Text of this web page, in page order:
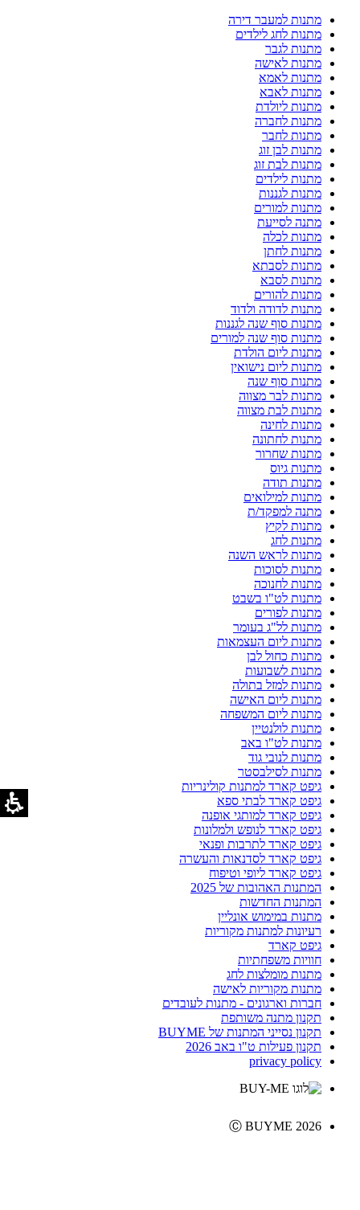
מתנות למעבר דירה
מתנות לחג לילדים
מתנות לגבר
מתנות לאישה
מתנות לאמא
מתנות לאבא
מתנות ליולדת
מתנות לחברה
מתנות לחבר
מתנות לבן זוג
מתנות לבת זוג
מתנות לילדים
מתנות לגננות
מתנות למורים
מתנה לסייעת
מתנות לכלה
מתנות לחתן
מתנות לסבתא
מתנות לסבא
מתנות להורים
מתנות לדודה ולדוד
מתנות סוף שנה לגננות
מתנות סוף שנה למורים
מתנות ליום הולדת
מתנות ליום נישואין
מתנות סוף שנה
מתנות לבר מצווה
מתנות לבת מצווה
מתנות לחינה
מתנות לחתונה
מתנות שחרור
מתנות גיוס
מתנות תודה
מתנות למילואים
מתנה למפקד/ת
מתנות לקיץ
מתנות לחג
מתנות לראש השנה
מתנות לסוכות
מתנות לחנוכה
מתנות לט"ו בשבט
מתנות לפורים
מתנות לל"ג בעומר
מתנות ליום העצמאות
מתנות כחול לבן
מתנות לשבועות
מתנות למזל בתולה
מתנות ליום האישה
מתנות ליום המשפחה
מתנות לולנטיין
מתנות לט"ו באב
מתנות לנובי גוד
מתנות לסילבסטר
גיפט קארד למתנות קולינריות
גיפט קארד לבתי ספא
גיפט קארד למותגי אופנה
גיפט קארד לנופש ולמלונות
גיפט קארד לתרבות ופנאי
גיפט קארד לסדנאות והעשרה
גיפט קארד ליופי וטיפוח
המתנות האהובות של 2025
המתנות החדשות
מתנות במימוש אונליין
רעיונות למתנות מקוריות
גיפט קארד
חוויות משפחתיות
מתנות מומלצות לחג
מתנות מקוריות לאישה
חברות וארגונים - מתנות לעובדים
תקנון מתנה משותפת
תקנון נסייני המתנות של BUYME
תקנון פעילות ט"ו באב 2026
privacy policy
Ⓒ BUYME 2026